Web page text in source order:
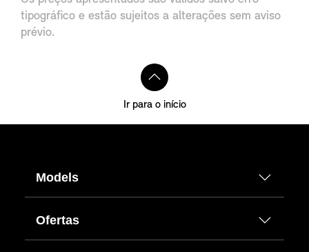
tipográfico e estão sujeitos a alterações sem aviso
prévio.
Ir para o início
Models
Ofertas